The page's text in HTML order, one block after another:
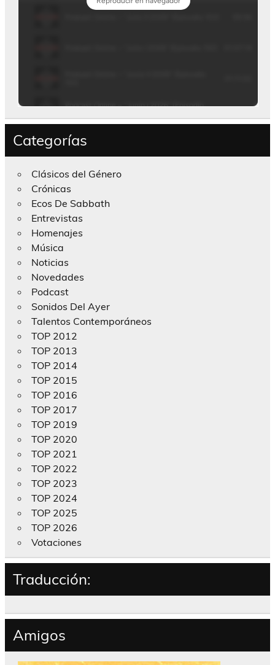
Categorías
Clásicos del Género
Crónicas
Ecos De Sabbath
Entrevistas
Homenajes
Música
Noticias
Novedades
Podcast
Sonidos Del Ayer
Talentos Contemporáneos
TOP 2012
TOP 2013
TOP 2014
TOP 2015
TOP 2016
TOP 2017
TOP 2019
TOP 2020
TOP 2021
TOP 2022
TOP 2023
TOP 2024
TOP 2025
TOP 2026
Votaciones
Traducción:
Amigos